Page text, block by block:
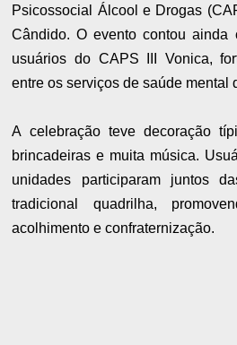
Psicossocial Álcool e Drogas
Cândido. O evento contou ainda
usuários do CAPS III Vonica,
entre os serviços de saúde mental
A celebração teve decoração
brincadeiras e muita música.
unidades participaram juntos
tradicional quadrilha,
acolhimento e confraternização.